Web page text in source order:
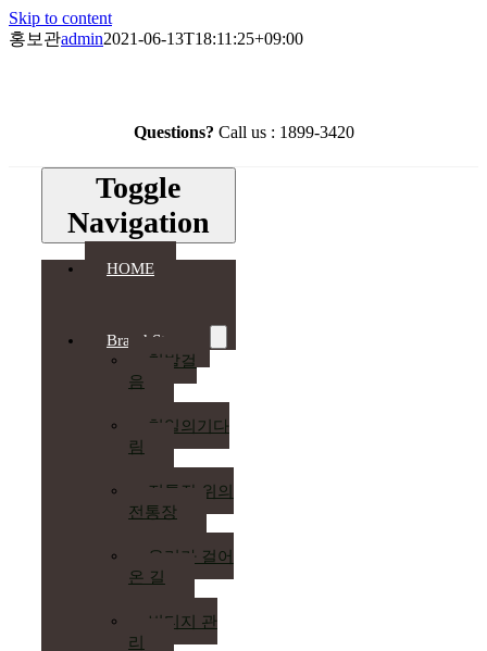
Skip to content
홍보관admin2021-06-13T18:11:25+09:00
Questions? Call us : 1899-3420
Toggle
Navigation
HOME
Brand Story
첫발걸
음
천일의기다
림
전통장 위의
전통장
우리가 걸어
온 길
빈티지 관
리